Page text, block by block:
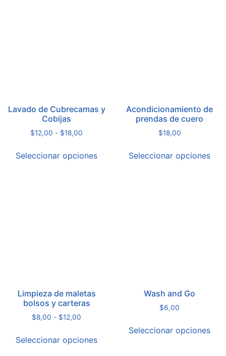
Lavado de Cubrecamas y
Cobijas
$12,00 - $18,00
Seleccionar opciones
Acondicionamiento de
prendas de cuero
$18,00
Seleccionar opciones
Limpieza de maletas
bolsos y carteras
$8,00 - $12,00
Seleccionar opciones
Wash and Go
$6,00
Seleccionar opciones